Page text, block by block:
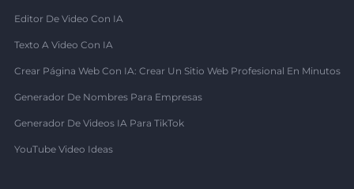
Editor De Video Con IA
Texto A Video Con IA
Crear Página Web Con IA: Crear Un Sitio Web Profesional En Minutos
Generador De Nombres Para Empresas
Generador De Videos IA Para TikTok
YouTube Video Ideas